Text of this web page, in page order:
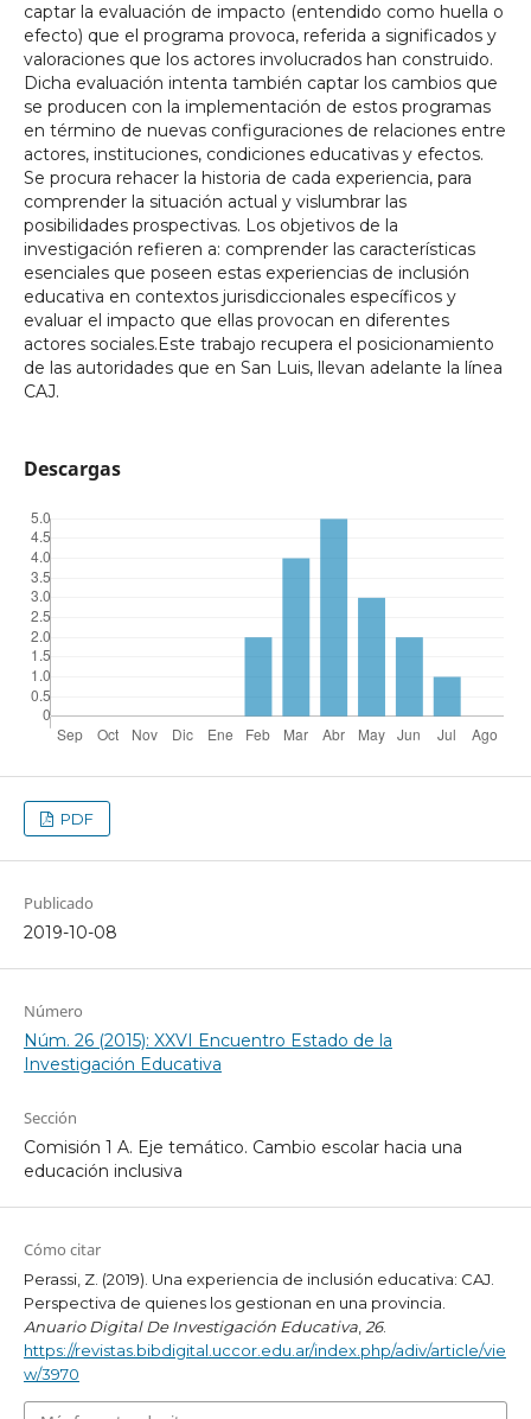
captar la evaluación de impacto (entendido como huella o
efecto) que el programa provoca, referida a significados y
valoraciones que los actores involucrados han construido.
Dicha evaluación intenta también captar los cambios que
se producen con la implementación de estos programas
en término de nuevas configuraciones de relaciones entre
actores, instituciones, condiciones educativas y efectos.
Se procura rehacer la historia de cada experiencia, para
comprender la situación actual y vislumbrar las
posibilidades prospectivas. Los objetivos de la
investigación refieren a: comprender las características
esenciales que poseen estas experiencias de inclusión
educativa en contextos jurisdiccionales específicos y
evaluar el impacto que ellas provocan en diferentes
actores sociales.Este trabajo recupera el posicionamiento
de las autoridades que en San Luis, llevan adelante la línea
CAJ.
Descargas
PDF
Publicado
2019-10-08
Número
Núm. 26 (2015): XXVI Encuentro Estado de la
Investigación Educativa
Sección
Comisión 1 A. Eje temático. Cambio escolar hacia una
educación inclusiva
Cómo citar
Perassi, Z. (2019). Una experiencia de inclusión educativa: CAJ.
Perspectiva de quienes los gestionan en una provincia.
Anuario Digital De Investigación Educativa, 26.
https://revistas.bibdigital.uccor.edu.ar/index.php/adiv/article/vie
w/3970